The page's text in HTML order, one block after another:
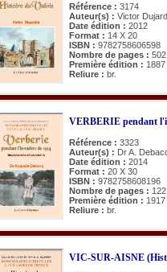
Référence : 3174
Auteur(s) : Victor
Date édition : 2012
Format : 14 X 20
ISBN : 9782758606598
Nombre de pages : 502
Première édition : 1887
Reliure : br.
VERBERIE pendant
Référence : 3323
Auteur(s) : Dr A.
Date édition : 2014
Format : 20 X 30
ISBN : 9782758608196
Nombre de pages : 122
Première édition : 1917
Reliure : br.
VIC-SUR-AISNE